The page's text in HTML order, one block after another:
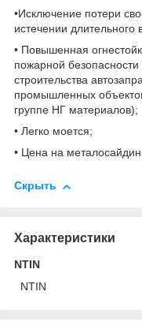
•Исключение потери
истечении длительного
• Повышенная
пожарной
строительства
промышленных
группе НГ материалов);
• Легко моется;
• Цена на
Скрыть
Характеристики
NTIN
NTIN